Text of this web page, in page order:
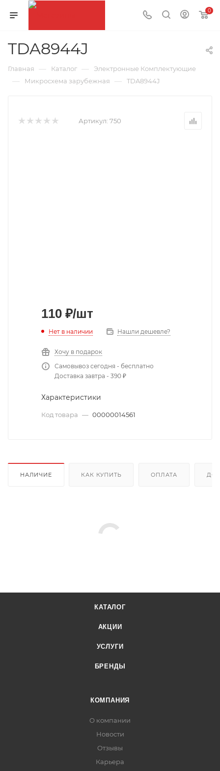
0
TDA8944J
Главная — Каталог — Электронные Комплектующие
— Микросхема зарубежная — TDA8944J
Артикул: 750
110 ₽/шт
Нет в наличии Нашли дешевле?
Хочу в подарок
Самовывоз сегодня - бесплатно
Доставка завтра - 390 ₽
Характеристики
Код товара — 00000014561
НАЛИЧИЕ КАК КУПИТЬ ОПЛАТА
КАТАЛОГ
АКЦИИ
УСЛУГИ
БРЕНДЫ
КОМПАНИЯ
О компании
Новости
Отзывы
Карьера